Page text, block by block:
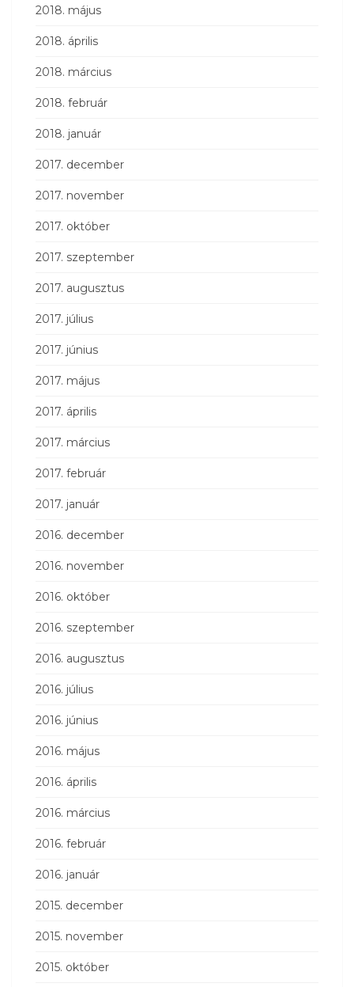
2018. május
2018. április
2018. március
2018. február
2018. január
2017. december
2017. november
2017. október
2017. szeptember
2017. augusztus
2017. július
2017. június
2017. május
2017. április
2017. március
2017. február
2017. január
2016. december
2016. november
2016. október
2016. szeptember
2016. augusztus
2016. július
2016. június
2016. május
2016. április
2016. március
2016. február
2016. január
2015. december
2015. november
2015. október